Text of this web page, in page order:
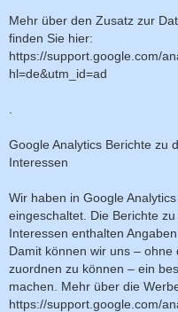
Mehr über den Zusatz zur
finden Sie hier:
https://support.google.com/
hl=de&utm_id=ad
Google Analytics Berichte zu
Interessen
Wir haben in Google
eingeschaltet. Die Berichte
Interessen enthalten
Damit können wir uns –
zuordnen zu können – ein
machen. Mehr über die
https://support.google.com/